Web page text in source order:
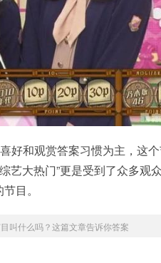
好和观赏答案习惯为主，这
大热门”更是受到了众多观
目。
叫什么吗？这篇文章告诉你答案